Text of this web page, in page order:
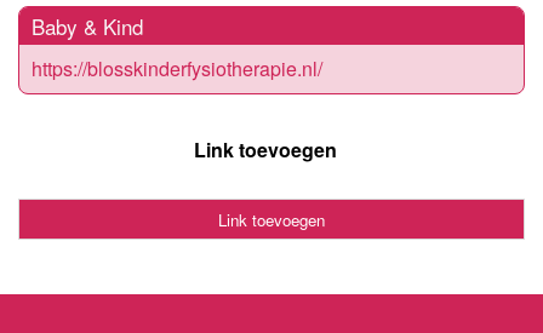
Baby & Kind
https://blosskinderfysiotherapie.nl/
Link toevoegen
Link toevoegen